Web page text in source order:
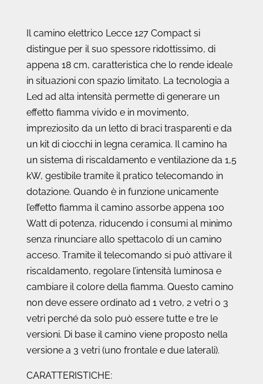
Il camino elettrico Lecce 127 Compact si
distingue per il suo spessore ridottissimo, di
appena 18 cm, caratteristica che lo rende ideale
in situazioni con spazio limitato. La tecnologia a
Led ad alta intensità permette di generare un
effetto fiamma vivido e in movimento,
impreziosito da un letto di braci trasparenti e da
un kit di ciocchi in legna ceramica. Il camino ha
un sistema di riscaldamento e ventilazione da 1,5
kW, gestibile tramite il pratico telecomando in
dotazione. Quando è in funzione unicamente
l’effetto fiamma il camino assorbe appena 100
Watt di potenza, riducendo i consumi al minimo
senza rinunciare allo spettacolo di un camino
acceso. Tramite il telecomando si può attivare il
riscaldamento, regolare l’intensità luminosa e
cambiare il colore della fiamma. Questo camino
non deve essere ordinato ad 1 vetro, 2 vetri o 3
vetri perché da solo può essere tutte e tre le
versioni. Di base il camino viene proposto nella
versione a 3 vetri (uno frontale e due laterali).
CARATTERISTICHE: